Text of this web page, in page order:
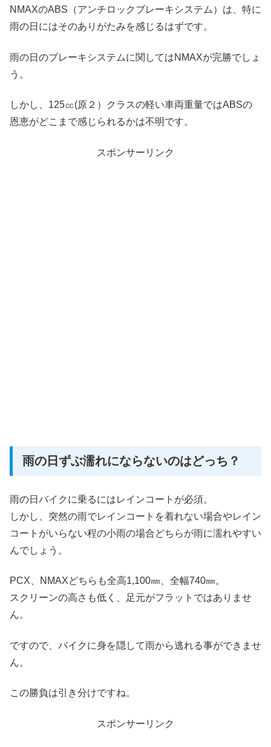
NMAXのABS（アンチロックブレーキシステム）は、特に
雨の日にはそのありがたみを感じるはずです。
雨の日のブレーキシステムに関してはNMAXが完勝でしょ
う。
しかし、125㏄(原２）クラスの軽い車両重量ではABSの
恩恵がどこまで感じられるかは不明です。
スポンサーリンク
雨の日ずぶ濡れにならないのはどっち？
雨の日バイクに乗るにはレインコートが必須。
しかし、突然の雨でレインコートを着れない場合やレイン
コートがいらない程の小雨の場合どちらが雨に濡れやすい
んでしょう。
PCX、NMAXどちらも全高1,100㎜、全幅740㎜。
スクリーンの高さも低く、足元がフラットではありませ
ん。
ですので、バイクに身を隠して雨から逃れる事ができませ
ん。
この勝負は引き分けですね。
スポンサーリンク